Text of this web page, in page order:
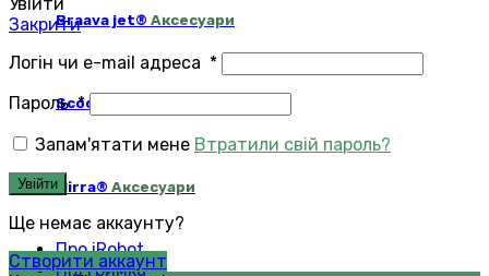
Braava jet® Аксесуари
Scooba®
Mirra® Аксесуари
Про iRobot
Підтримка
Закрити
Логін чи e-mail адреса *
Пароль*
Запам'ятати мене Втратили свій пароль?
Увійти
Ще немає аккаунту?
Створити аккаунт